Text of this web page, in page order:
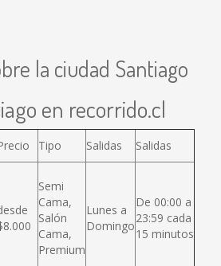
la ciudad Santiago
en recorrido.cl
Tipo Salidas Salidas
Semi
Cama,
Salón
Cama,
Premium
Lunes a
Domingo
De 00:00 a
23:59 cada
15 minutos